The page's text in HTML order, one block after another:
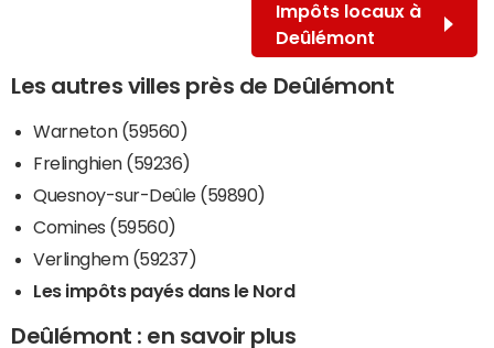
Impôts locaux à
Deûlémont
Les autres villes près de Deûlémont
Warneton (59560)
Frelinghien (59236)
Quesnoy-sur-Deûle (59890)
Comines (59560)
Verlinghem (59237)
Les impôts payés dans le Nord
Deûlémont : en savoir plus